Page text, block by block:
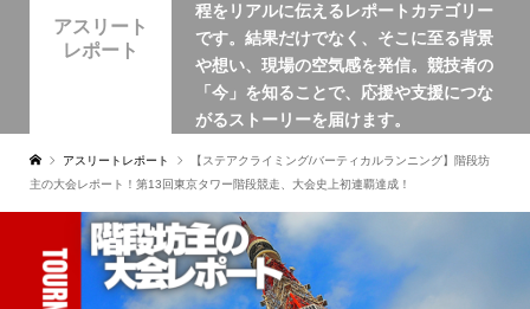
アスリート
レポート
程をリアルに伝えるレポートカテゴリー
です。結果だけでなく、そこに至る背景
や想い、現場の空気感を発信。競技者の
「今」を知ることで、応援や支援につな
がるストーリーを届けます。
アスリートレポート
【ステアクライミング/バーティカルランニング】階段坊
主の大会レポート！第13回東京タワー階段競走、大会史上初連覇達成！